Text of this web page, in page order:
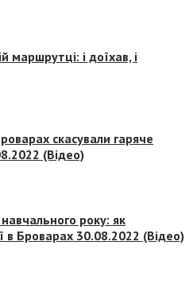
маршрутці: і доїхав, і
скасували гаряче
(Відео)
року: як
в Броварах 30.08.2022 (Відео)